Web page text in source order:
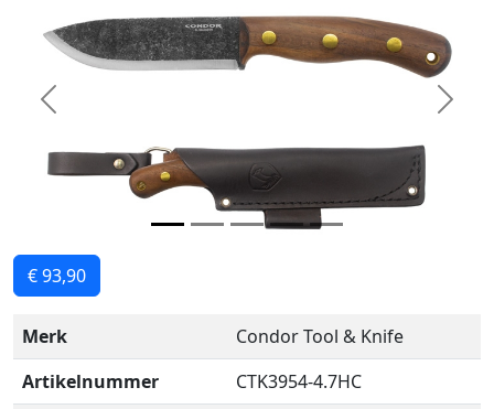
Previous Next
€ 93,90
Merk
Condor Tool & Knife
Artikelnummer
CTK3954-4.7HC